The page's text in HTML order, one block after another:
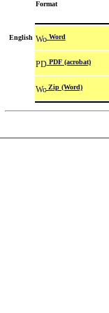
Format
English Word
PDF (acrobat)
Zip (Word)